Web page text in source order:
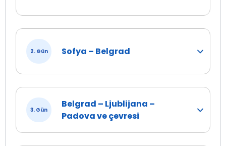
yolculuğu ile yolumuza devam ediyoruz.
2. Gün Sofya – Belgrad
3. Gün
Belgrad – Ljublijana –
Padova ve çevresi